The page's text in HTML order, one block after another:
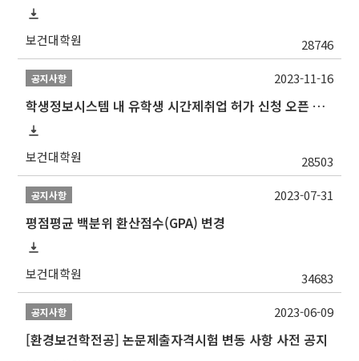
보건대학원 28746
공지사항
학생정보시스템 내 유학생 시간제취업 허가 신청 오픈 안내
보건대학원 28503
2023-11-16
공지사항
평점평균 백분위 환산점수(GPA) 변경
보건대학원 34683
2023-07-31
공지사항
[환경보건학전공] 논문제출자격시험 변동 사항 사전 공지
2023-06-09